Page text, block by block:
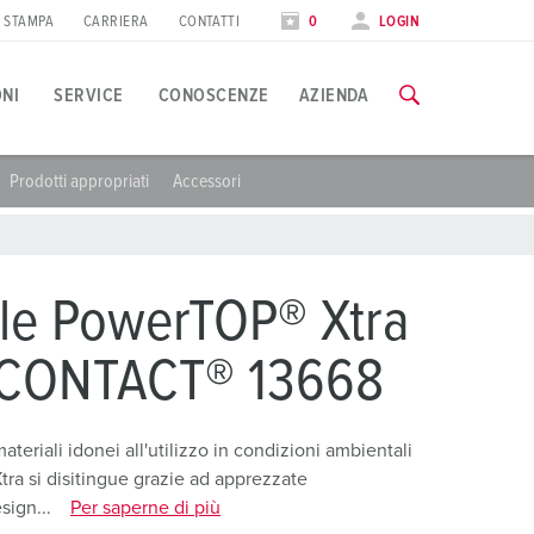
STAMPA CARRIERA CONTATTI 0 LOGIN
logistici
SERVICE
AI CORSI DI FORMAZIONE
CONOSCENZE AZIENDA
Prodotti appropriati Accessori
PowerTOP® Xtra
13668
idonei all'utilizzo in condizioni ambientali
si disitingue grazie ad apprezzate
Per saperne di più